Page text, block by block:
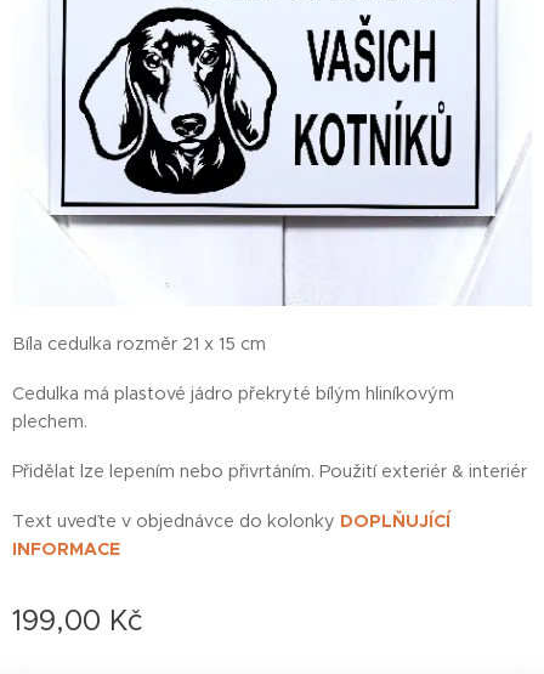
Bíla cedulka rozměr 21 x 15 cm
Cedulka má plastové jádro překryté bílým hliníkovým
plechem.
Přidělat lze lepením nebo přivrtáním. Použití exteriér & interiér
Text uveďte v objednávce do kolonky DOPLŇUJÍCÍ
INFORMACE
199,00 Kč